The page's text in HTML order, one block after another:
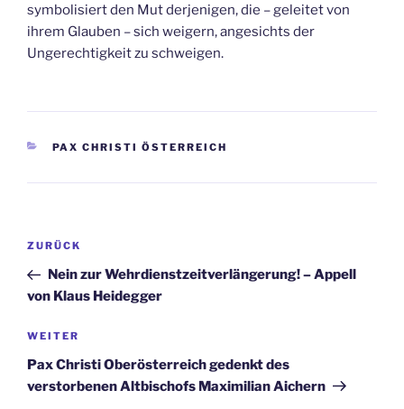
symbolisiert den Mut derjenigen, die – geleitet von
ihrem Glauben – sich weigern, angesichts der
Ungerechtigkeit zu schweigen.
KATEGORIEN
PAX CHRISTI ÖSTERREICH
Beitrags-
Vorheriger
Beitrag
ZURÜCK
Nein zur Wehrdienstzeitverlängerung! – Appell
von Klaus Heidegger
Nächster
Beitrag
WEITER
Pax Christi Oberösterreich gedenkt des
verstorbenen Altbischofs Maximilian Aichern